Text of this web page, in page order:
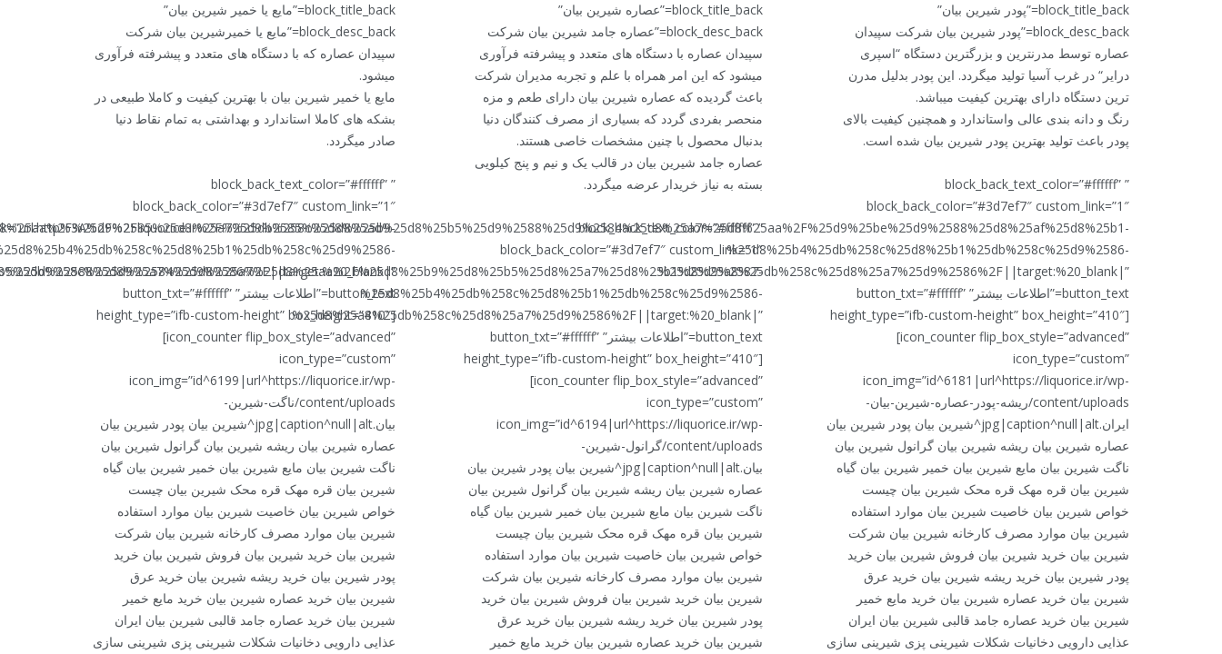
block_title_back=”پودر شیرین بیان”
block_desc_back=”پودر شیرین بیان شرکت سپیدان
عصاره توسط مدرنترین و بزرگترین دستگاه “اسپری
درایر“ در غرب آسیا تولید میگردد. این پودر بدلیل مدرن
ترین دستگاه دارای بهترین کیفیت میباشد.
رنگ و دانه بندی عالی واستاندارد و همچنین کیفیت بالای
پودر باعث تولید بهترین پودر شیرین بیان شده است.
” block_back_text_color=”#ffffff”
block_back_color=”#3d7ef7″ custom_link=”1″
%25d8%25b4%25db%258c%25d8%25b1%25db%258c%25d9%2586-
%25d8%25a8%25db%258c%25d8%25a7%25d9%2586%2F||target:%20_blank|”
button_text=”اطلاعات بیشتر” button_txt=”#ffffff”
height_type=”ifb-custom-height” box_height=”410″]
[icon_counter flip_box_style=”advanced”
icon_type=”custom”
icon_img=”id^6181|url^https://liquorice.ir/wp-
content/uploads/ریشه-پودر-عصاره-شیرین-بیان-
ایران.jpg|caption^null|alt^شیرین بیان پودر شیرین بیان
عصاره شیرین بیان ریشه شیرین بیان گرانول شیرین بیان
ناگت شیرین بیان مایع شیرین بیان خمیر شیرین بیان گیاه
شیرین بیان قره مهک قره محک شیرین بیان چیست
خواص شیرین بیان خاصیت شیرین بیان موارد استفاده
شیرین بیان موارد مصرف کارخانه شیرین بیان شرکت
شیرین بیان خرید شیرین بیان فروش شیرین بیان خرید
پودر شیرین بیان خرید ریشه شیرین بیان خرید عرق
شیرین بیان خرید عصاره شیرین بیان خرید مایع خمیر
شیرین بیان خرید عصاره جامد قالبی شیرین بیان ایران
عذایی دارویی دخانیات شکلات شیرینی پزی شیرینی سازی
block_title_back=”عصاره شیرین بیان”
block_desc_back=”عصاره جامد شیرین بیان شرکت
سپیدان عصاره با دستگاه های متعدد و پیشرفته فرآوری
میشود که این امر همراه با علم و تجربه مدیران شرکت
باعث گردیده که عصاره شیرین بیان دارای طعم و مزه
منحصر بفردی گردد که بسیاری از مصرف کنندگان دنیا
بدنبال محصول با چنین مشخصات خاصی هستند.
عصاره جامد شیرین بیان در قالب یک و نیم و پنج کیلویی
بسته به نیاز خریدار عرضه میگردد.
” block_back_text_color=”#ffffff”
block_back_color=”#3d7ef7″ custom_link=”1″
%25d8%25b4%25db%258c%25d8%25b1%25db%258c%25d9%2586-
%25d8%25a8%25db%258c%25d8%25a7%25d9%2586%2F||target:%20_blank|”
button_text=”اطلاعات بیشتر” button_txt=”#ffffff”
height_type=”ifb-custom-height” box_height=”410″]
[icon_counter flip_box_style=”advanced”
icon_type=”custom”
icon_img=”id^6194|url^https://liquorice.ir/wp-
content/uploads/گرانول-شیرین-
بیان.jpg|caption^null|alt^شیرین بیان پودر شیرین بیان
عصاره شیرین بیان ریشه شیرین بیان گرانول شیرین بیان
ناگت شیرین بیان مایع شیرین بیان خمیر شیرین بیان گیاه
شیرین بیان قره مهک قره محک شیرین بیان چیست
خواص شیرین بیان خاصیت شیرین بیان موارد استفاده
شیرین بیان موارد مصرف کارخانه شیرین بیان شرکت
شیرین بیان خرید شیرین بیان فروش شیرین بیان خرید
پودر شیرین بیان خرید ریشه شیرین بیان خرید عرق
شیرین بیان خرید عصاره شیرین بیان خرید مایع خمیر
block_title_back=”مایع یا خمیر شیرین بیان”
block_desc_back=”مایع یا خمیرشیرین بیان شرکت
سپیدان عصاره که با دستگاه های متعدد و پیشرفته فرآوری
میشود.
مایع یا خمیر شیرین بیان با بهترین کیفیت و کاملا طبیعی در
بشکه های کاملا استاندارد و بهداشتی به تمام نقاط دنیا
صادر میگردد.
” block_back_text_color=”#ffffff”
block_back_color=”#3d7ef7″ custom_link=”1″
button_text=”اطلاعات بیشتر” button_txt=”#ffffff”
height_type=”ifb-custom-height” box_height=”410″]
[icon_counter flip_box_style=”advanced”
icon_type=”custom”
icon_img=”id^6199|url^https://liquorice.ir/wp-
content/uploads/ناگت-شیرین-
بیان.jpg|caption^null|alt^شیرین بیان پودر شیرین بیان
عصاره شیرین بیان ریشه شیرین بیان گرانول شیرین بیان
ناگت شیرین بیان مایع شیرین بیان خمیر شیرین بیان گیاه
شیرین بیان قره مهک قره محک شیرین بیان چیست
خواص شیرین بیان خاصیت شیرین بیان موارد استفاده
شیرین بیان موارد مصرف کارخانه شیرین بیان شرکت
شیرین بیان خرید شیرین بیان فروش شیرین بیان خرید
پودر شیرین بیان خرید ریشه شیرین بیان خرید عرق
شیرین بیان خرید عصاره شیرین بیان خرید مایع خمیر
شیرین بیان خرید عصاره جامد قالبی شیرین بیان ایران
عذایی دارویی دخانیات شکلات شیرینی پزی شیرینی سازی